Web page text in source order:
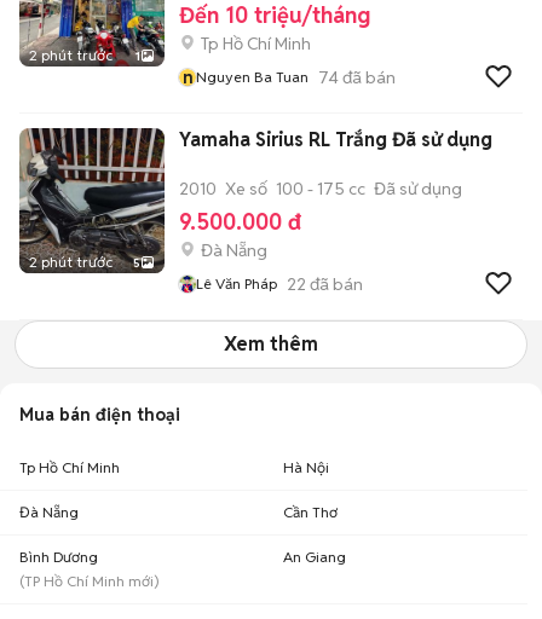
2 phút trước 1
Đến 10 triệu/tháng
Tp Hồ Chí Minh
nNguyen Ba Tuan 74đã bán
2 phút trước 5
Yamaha Sirius RL Trắng Đã sử dụng
2010 Xe số 100 - 175 cc Đã sử dụng
9.500.000 đ
Đà Nẵng
Lê Văn Pháp 22 đã bán
Xem thêm
Mua bán điện thoại
Tp Hồ Chí Minh Hà Nội
Đà Nẵng Cần Thơ
Bình Dương
(TP Hồ Chí Minh mới)
An Giang